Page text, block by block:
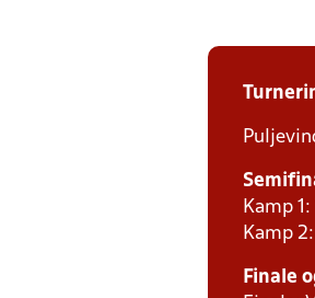
Kamp
Kamp
Finale